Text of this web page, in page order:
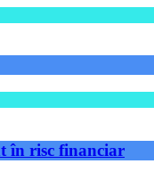
în risc financiar